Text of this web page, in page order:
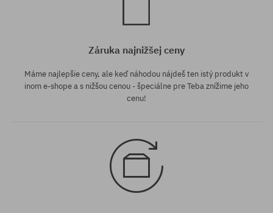
Záruka najnižšej ceny
Máme najlepšie ceny, ale keď náhodou nájdeš ten istý produkt v
inom e-shope a s nižšou cenou - špeciálne pre Teba znížime jeho
cenu!